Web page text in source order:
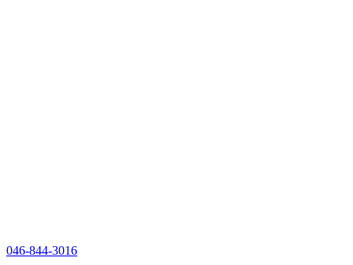
046-844-3016